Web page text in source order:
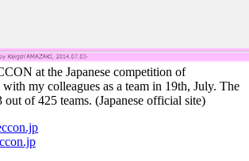
at the Japanese competition of
my colleagues as a team in 19th, July. The
of 425 teams. (Japanese official site)